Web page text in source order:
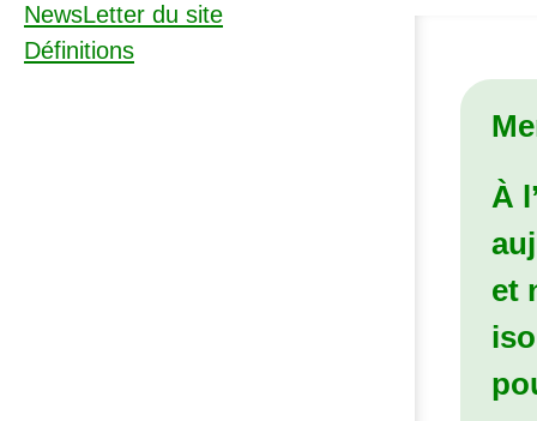
À
et
NewsLetter du site
Définitions